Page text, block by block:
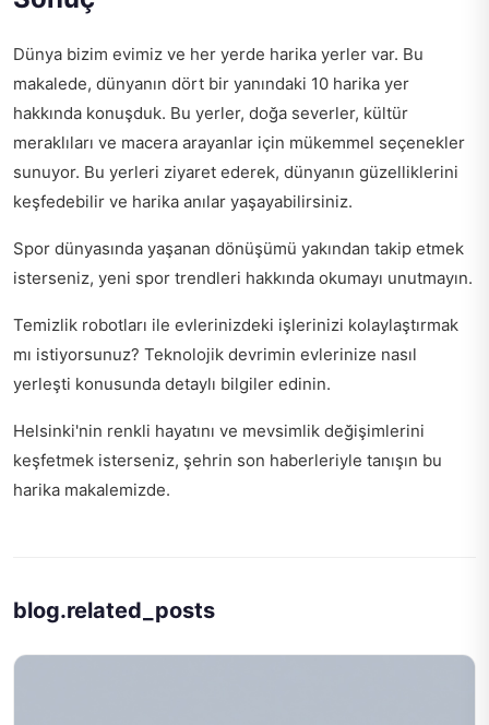
Dünya bizim evimiz ve her yerde harika yerler var. Bu
makalede, dünyanın dört bir yanındaki 10 harika yer
hakkında konuşduk. Bu yerler, doğa severler, kültür
meraklıları ve macera arayanlar için mükemmel seçenekler
sunuyor. Bu yerleri ziyaret ederek, dünyanın güzelliklerini
keşfedebilir ve harika anılar yaşayabilirsiniz.
Spor dünyasında yaşanan dönüşümü yakından takip etmek
isterseniz, yeni spor trendleri hakkında okumayı unutmayın.
Temizlik robotları ile evlerinizdeki işlerinizi kolaylaştırmak
mı istiyorsunuz? Teknolojik devrimin evlerinize nasıl
yerleşti konusunda detaylı bilgiler edinin.
Helsinki'nin renkli hayatını ve mevsimlik değişimlerini
keşfetmek isterseniz, şehrin son haberleriyle tanışın bu
harika makalemizde.
blog.related_posts